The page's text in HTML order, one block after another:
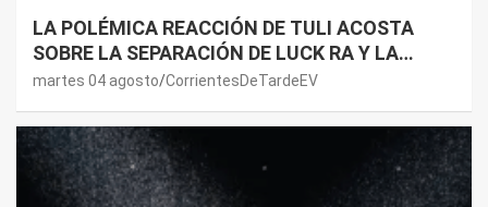
LA POLÉMICA REACCIÓN DE TULI ACOSTA
SOBRE LA SEPARACIÓN DE LUCK RA Y LA
JOAQUI: “¿MI VERDAD?”
martes 04 agosto CorrientesDeTardeEV